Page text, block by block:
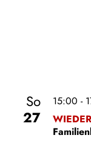
So
27
15:00 -